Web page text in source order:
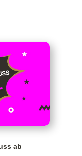
ab